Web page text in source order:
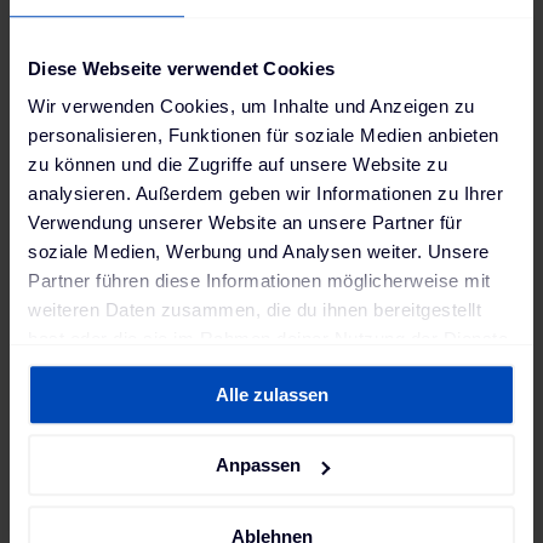
Diese Webseite verwendet Cookies
Wir verwenden Cookies, um Inhalte und Anzeigen zu
personalisieren, Funktionen für soziale Medien anbieten
zu können und die Zugriffe auf unsere Website zu
analysieren. Außerdem geben wir Informationen zu Ihrer
Verwendung unserer Website an unsere Partner für
soziale Medien, Werbung und Analysen weiter. Unsere
Partner führen diese Informationen möglicherweise mit
weiteren Daten zusammen, die du ihnen bereitgestellt
gesammelt haben. Weitere Informationen findest du in
Datenschutzerklärungund unserem
Impressum.
Alle zulassen
Anpassen
Ablehnen
Von der Idee bis zur Umsetzung ist kaum mehr als
ein Jahr vergangen, ein äußerst kurzer Zeitraum für
ein Projekt dieser Dimension. Die Kosten für die
gesamte Vorrüstung lagen bei etwa 95.000 Euro für
Ladepunkt. Hinzu kamen die Kosten für die Wallbox,
die je nach Hersteller und Modell variieren und ab
etwa 1.000 Euro beginnen. Dank der zum Zeitpunkt
des Aufbaus noch erhältlichen KfW-Förderung in